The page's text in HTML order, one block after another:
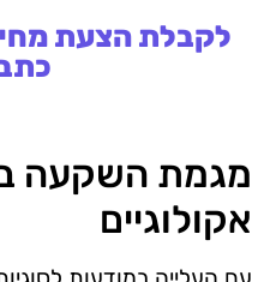
לקבלת הצעת
מגמת השקעה
אקולוגיים